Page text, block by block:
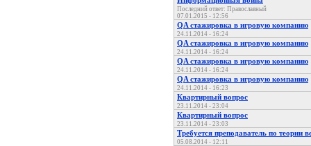
Последний ответ: Православный
07.01.2015 - 12:56
QA стажировка в игровую компанию
24.11.2014 - 16:24
QA стажировка в игровую компанию
24.11.2014 - 16:24
QA стажировка в игровую компанию
24.11.2014 - 16:24
QA стажировка в игровую компанию
24.11.2014 - 16:23
Квартирный вопрос
23.11.2014 - 23:04
Квартирный вопрос
23.11.2014 - 23:03
Требуется преподаватель по теории
05.08.2014 - 12:11